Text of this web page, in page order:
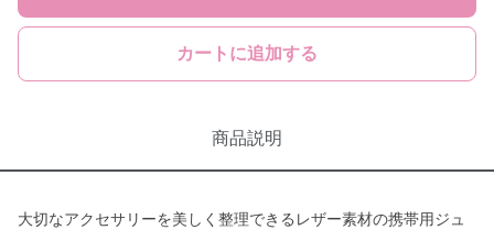
カートに追加する
商品説明
大切なアクセサリーを美しく整理できるレザー素材の携帯用ジュ